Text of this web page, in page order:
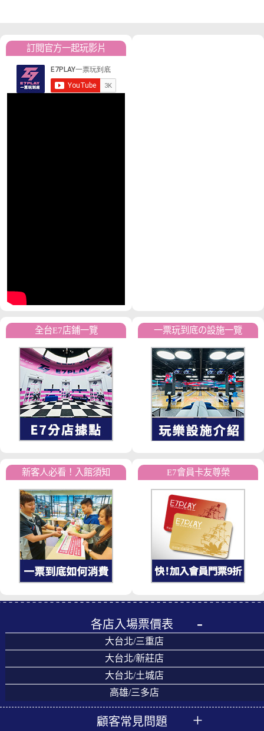
訂閱官方一起玩影片
全台E7店鋪一覽 一票玩到底の設施一覽
新客人必看！入館須知 E7會員卡友尊榮
各店入場票價表
大台北/三重店
大台北/新莊店
大台北/土城店
高雄/三多店
顧客常見問題